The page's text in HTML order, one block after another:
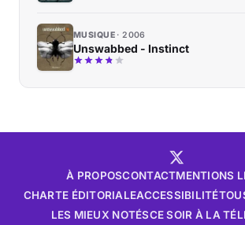
MUSIQUE 2006
Unswabbed - Instinct
À PROPOSCONTACTMENTIONS
CHARTE ÉDITORIALEACCESSIBILITÉ
LES MIEUX NOTÉSCE SOIR À LA